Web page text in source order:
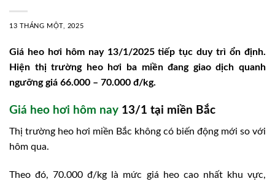
13 THÁNG MỘT, 2025
Giá heo hơi hôm nay 13/1/2025 tiếp tục duy trì ổn định.
Hiện thị trường heo hơi ba miền đang giao dịch quanh
ngưỡng giá 66.000 – 70.000 đ/kg.
Giá heo hơi hôm nay 13/1 tại miền Bắc
Thị trường heo hơi miền Bắc không có biến động mới so với
hôm qua.
Theo đó, 70.000 đ/kg là mức giá heo cao nhất khu vực,